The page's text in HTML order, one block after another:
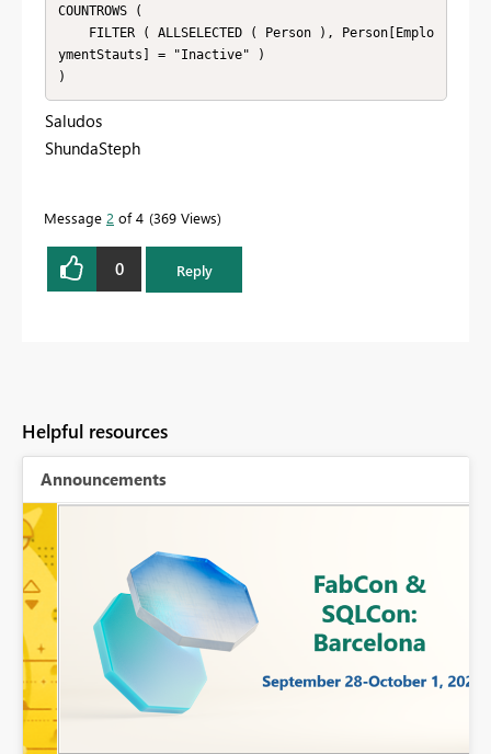
COUNTROWS (
ymentStauts] = "Inactive" )
)
Saludos
ShundaSteph
Message 2 of 4 369 Views
0 Reply
Helpful resources
Announcements